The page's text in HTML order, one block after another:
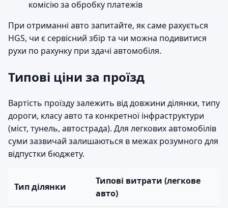
комісію за обробку платежів
При отриманні авто запитайте, як саме рахується
HGS, чи є сервісний збір та чи можна подивитися
рухи по рахунку при здачі автомобіля.
Типові ціни за проїзд
Вартість проїзду залежить від довжини ділянки, типу
дороги, класу авто та конкретної інфраструктури
(міст, тунель, автострада). Для легкових автомобілів
суми зазвичай залишаються в межах розумного для
відпустки бюджету.
Тип ділянки
Типові витрати (легкове
авто)